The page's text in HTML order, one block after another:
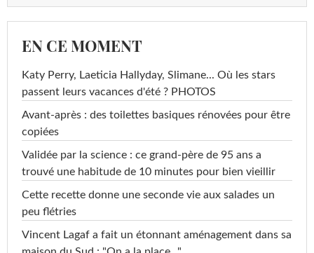
EN CE MOMENT
Katy Perry, Laeticia Hallyday, Slimane... Où les stars
passent leurs vacances d'été ? PHOTOS
Avant-après : des toilettes basiques rénovées pour être
copiées
Validée par la science : ce grand-père de 95 ans a
trouvé une habitude de 10 minutes pour bien vieillir
Cette recette donne une seconde vie aux salades un
peu flétries
Vincent Lagaf a fait un étonnant aménagement dans sa